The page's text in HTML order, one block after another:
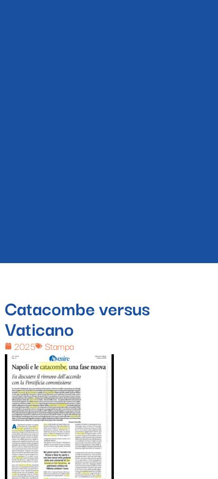
Catacombe versus
Vaticano
2025 Stampa